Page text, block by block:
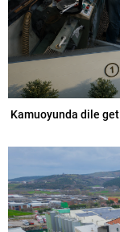
Kamuoyunda dile